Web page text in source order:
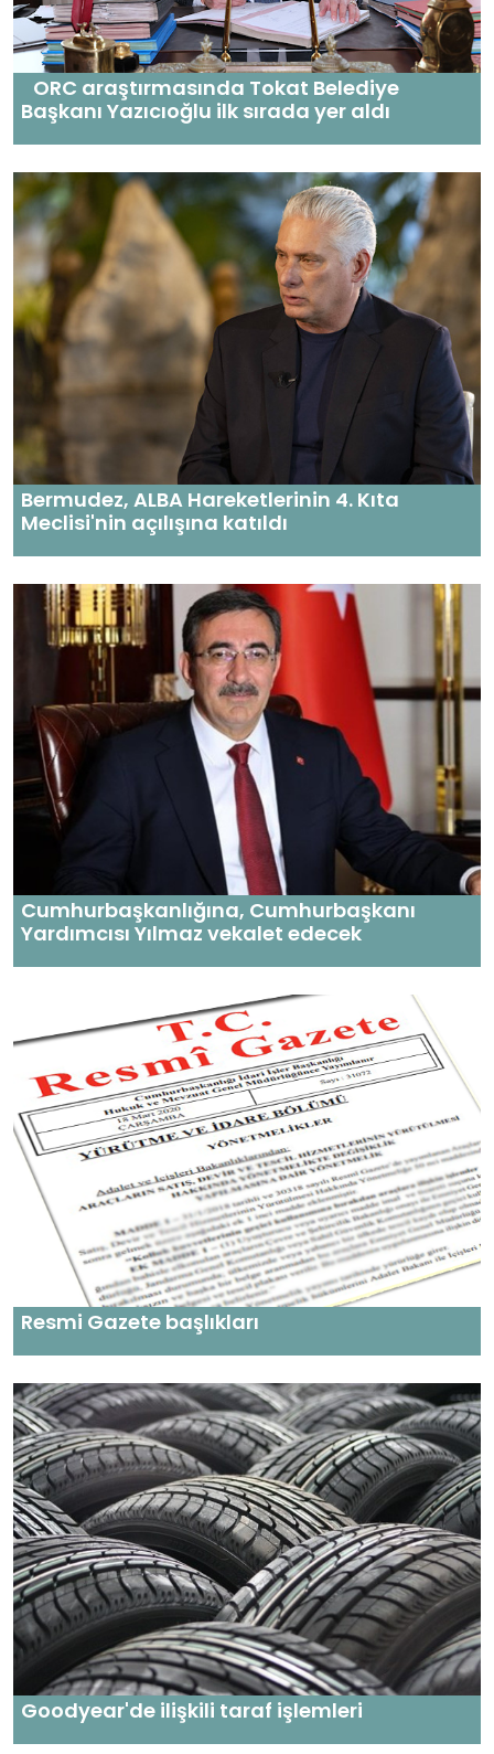
ORC araştırmasında Tokat Belediye
Başkanı Yazıcıoğlu ilk sırada yer aldı
Bermudez, ALBA Hareketlerinin 4. Kıta
Meclisi'nin açılışına katıldı
Cumhurbaşkanlığına, Cumhurbaşkanı
Yardımcısı Yılmaz vekalet edecek
Resmi Gazete başlıkları
Goodyear'de ilişkili taraf işlemleri